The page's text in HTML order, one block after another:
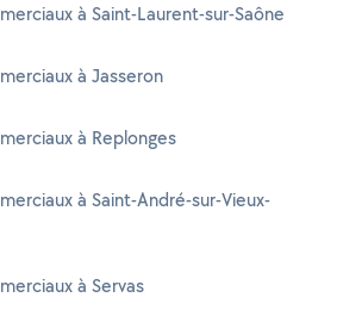
à Saint-Laurent-sur-Saône
à Jasseron
à Replonges
à Saint-André-sur-Vieux-
à Servas